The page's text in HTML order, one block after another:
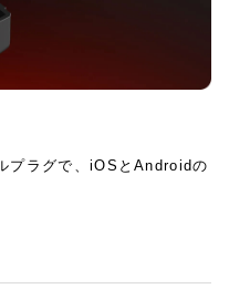
プラグで、iOSとAndroidの